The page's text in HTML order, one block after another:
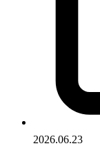
2026.06.23